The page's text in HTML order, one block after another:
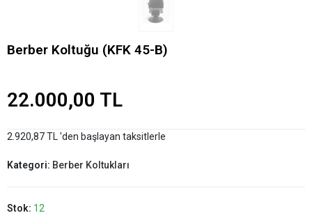
Berber Koltuğu (KFK 45-B)
22.000,00 TL
2.920,87 TL 'den başlayan taksitlerle
Kategori: Berber Koltukları
Stok: 12